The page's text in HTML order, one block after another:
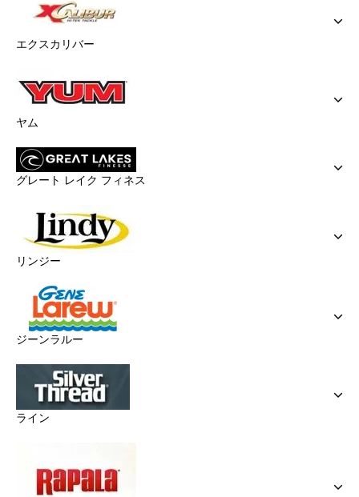
エクスカリバー
ヤム
グレート レイク フィネス
リンジー
ジーンラルー
ライン